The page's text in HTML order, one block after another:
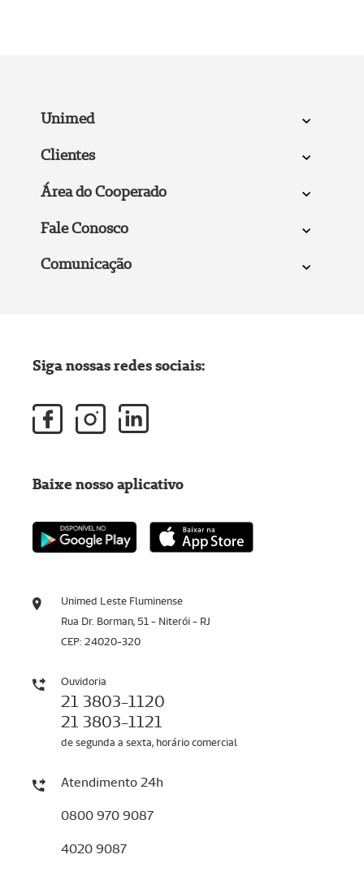
Unimed
Clientes
Área do Cooperado
Fale Conosco
Comunicação
Unimed Leste Fluminense
Rua Dr. Borman, 51 - Niterói - RJ
CEP: 24020-320
Ouvidoria
21 3803-1120
21 3803-1121
de segunda a sexta, horário comercial
Atendimento 24h
0800 970 9087
4020 9087
Siga nossas redes sociais:
Baixe nosso aplicativo